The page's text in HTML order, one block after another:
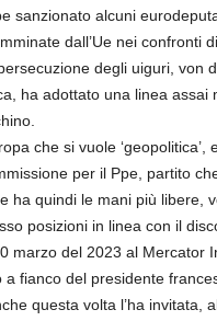
sanzionato alcuni
dall’Ue nei confronti
degli uiguri, von
ha adottato una linea assai
che si vuole ‘geopolitica’,
per il Ppe, partito
ha quindi le mani più libere,
posizioni in linea con il
marzo del 2023 al Mercator
a fianco del presidente
questa volta l’ha invitata,